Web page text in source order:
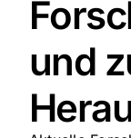
und